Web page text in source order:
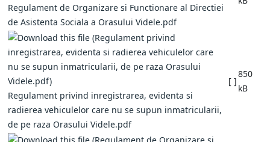
Regulament de Organizare si Functionare al Directiei
de Asistenta Sociala a Orasului Videle.pdf
Regulament privind inregistrarea, evidenta si
radierea vehiculelor care nu se supun inmatricularii,
de pe raza Orasului Videle.pdf
[ ]
850
kB